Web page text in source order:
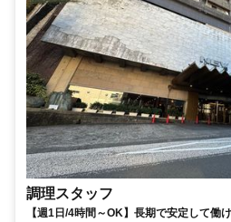
調理スタッフ
【週1日/4時間～OK】長期で安定して働